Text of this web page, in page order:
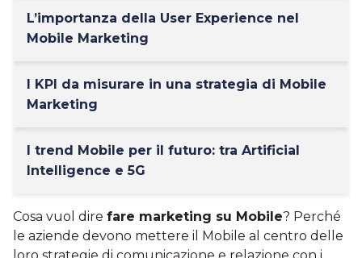
L’importanza della User Experience nel
Mobile Marketing
I KPI da misurare in una strategia di Mobile
Marketing
I trend Mobile per il futuro: tra Artificial
Intelligence e 5G
Cosa vuol dire fare marketing su Mobile? Perché
le aziende devono mettere il Mobile al centro delle